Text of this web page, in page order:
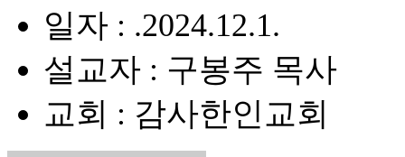
일자 : .2024.12.1.
설교자 : 구봉주 목사
교회 : 감사한인교회